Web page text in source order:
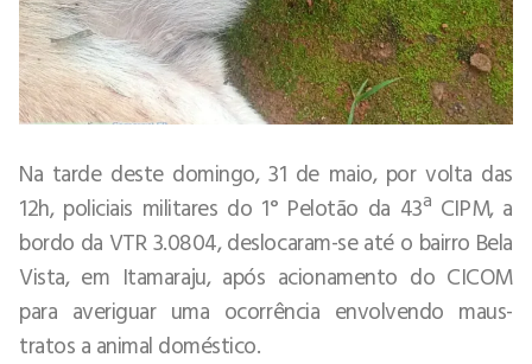
Na tarde deste domingo, 31 de maio, por volta das
12h, policiais militares do 1° Pelotão da 43ª CIPM, a
bordo da VTR 3.0804, deslocaram-se até o bairro Bela
Vista, em Itamaraju, após acionamento do CICOM
para averiguar uma ocorrência envolvendo maus-
tratos a animal doméstico.